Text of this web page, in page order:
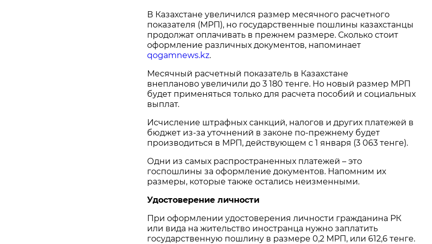
В Казахстане увеличился размер месячного расчетного
показателя (МРП), но государственные пошлины казахстанцы
продолжат оплачивать в прежнем размере. Сколько стоит
оформление различных документов, напоминает
qogamnews.kz.
Месячный расчетный показатель в Казахстане
внепланово увеличили до 3 180 тенге. Но новый размер МРП
будет применяться только для расчета пособий и социальных
выплат.
Исчисление штрафных санкций, налогов и других платежей в
бюджет из-за уточнений в законе по-прежнему будет
производиться в МРП, действующем с 1 января (3 063 тенге).
Одни из самых распространенных платежей – это
госпошлины за оформление документов. Напомним их
размеры, которые также остались неизменными.
Удостоверение личности
При оформлении удостоверения личности гражданина РК
или вида на жительство иностранца нужно заплатить
государственную пошлину в размере 0,2 МРП, или 612,6 тенге.